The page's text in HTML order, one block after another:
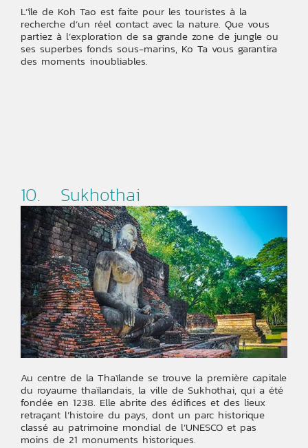
L’île de Koh Tao est faite pour les touristes à la
recherche d’un réel contact avec la nature. Que vous
partiez à l’exploration de sa grande zone de jungle ou
ses superbes fonds sous-marins, Ko Ta vous garantira
des moments inoubliables.
10. Sukhothai
Au centre de la Thaïlande se trouve la première capitale
du royaume thaïlandais, la ville de Sukhothai, qui a été
fondée en 1238. Elle abrite des édifices et des lieux
retraçant l’histoire du pays, dont un parc historique
classé au patrimoine mondial de l’UNESCO et pas
moins de 21 monuments historiques.